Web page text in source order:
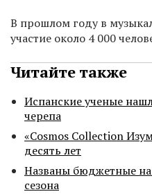
В прошлом году в
участие около 4 000
Читайте также
Испанские ученые
черепа
«Cosmos Collection
десять лет
Названы бюджетные
сезона